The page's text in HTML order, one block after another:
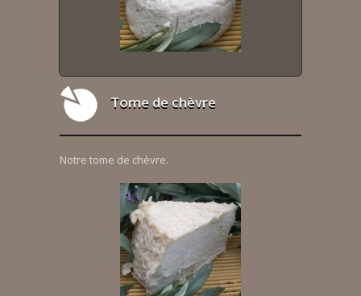
Tome de chèvre
Notre tome de chèvre.